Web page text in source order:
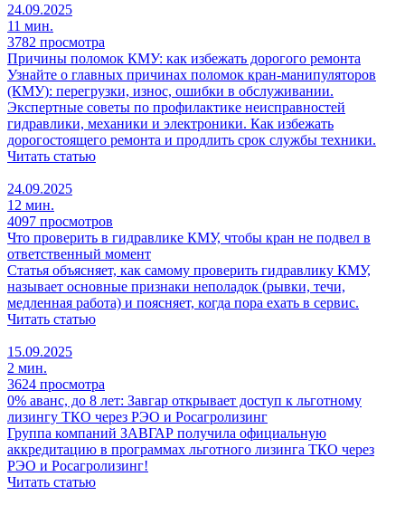
24.09.2025
11 мин.
3782 просмотра
Причины поломок КМУ: как избежать дорогого ремонта
Узнайте о главных причинах поломок кран-манипуляторов
(КМУ): перегрузки, износ, ошибки в обслуживании.
Экспертные советы по профилактике неисправностей
гидравлики, механики и электроники. Как избежать
дорогостоящего ремонта и продлить срок службы техники.
Читать статью
24.09.2025
12 мин.
4097 просмотров
Что проверить в гидравлике КМУ, чтобы кран не подвел в
ответственный момент
Статья объясняет, как самому проверить гидравлику КМУ,
называет основные признаки неполадок (рывки, течи,
медленная работа) и поясняет, когда пора ехать в сервис.
Читать статью
15.09.2025
2 мин.
3624 просмотра
0% аванс, до 8 лет: Завгар открывает доступ к льготному
лизингу ТКО через РЭО и Росагролизинг
Группа компаний ЗАВГАР получила официальную
аккредитацию в программах льготного лизинга ТКО через
РЭО и Росагролизинг!
Читать статью